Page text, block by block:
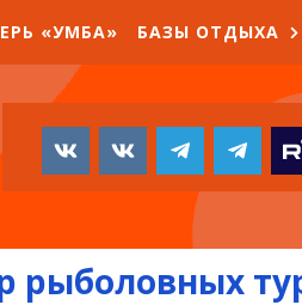
«УМБА» БАЗЫ ОТДЫХА
рыболовных